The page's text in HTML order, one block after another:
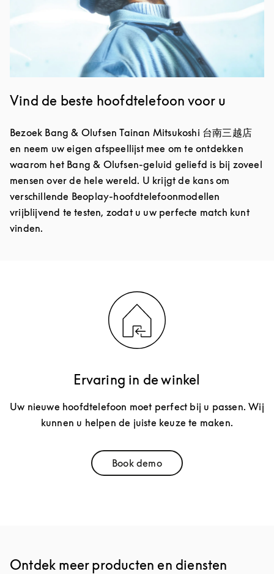
Vind de beste hoofdtelefoon voor u
Bezoek Bang & Olufsen Tainan Mitsukoshi 台南三越店
en neem uw eigen afspeellijst mee om te ontdekken
waarom het Bang & Olufsen-geluid geliefd is bij zoveel
mensen over de hele wereld. U krijgt de kans om
verschillende Beoplay-hoofdtelefoonmodellen
vrijblijvend te testen, zodat u uw perfecte match kunt
vinden.
Ervaring in de winkel
Uw nieuwe hoofdtelefoon moet perfect bij u passen. Wij
kunnen u helpen de juiste keuze te maken.
Book demoLink Opens in New Tab
Ontdek meer producten en diensten